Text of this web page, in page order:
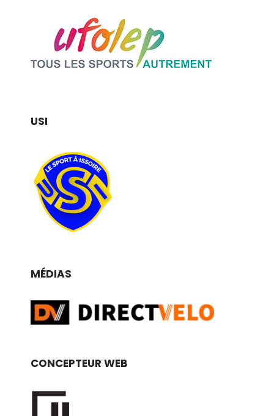
USI
MÉDIAS
CONCEPTEUR WEB